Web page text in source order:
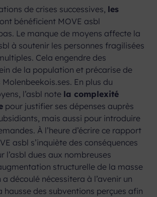
de crises successives, les
bénéficient MOVE asbl
Le manque de moyens affecte la
à soutenir les personnes fragilisées
Cela engendre des
de la population et précarise de
Molenbeekois.ses. En plus du
l’asbl note la complexité
pour justifier ses dépenses auprès
mais aussi pour introduire
À l’heure d’écrire ce rapport
asbl s’inquiète des conséquences
l’asbl dues aux nombreuses
structurelle de la masse
découlé nécessitera à l’avenir un
hausse des subventions perçues afin